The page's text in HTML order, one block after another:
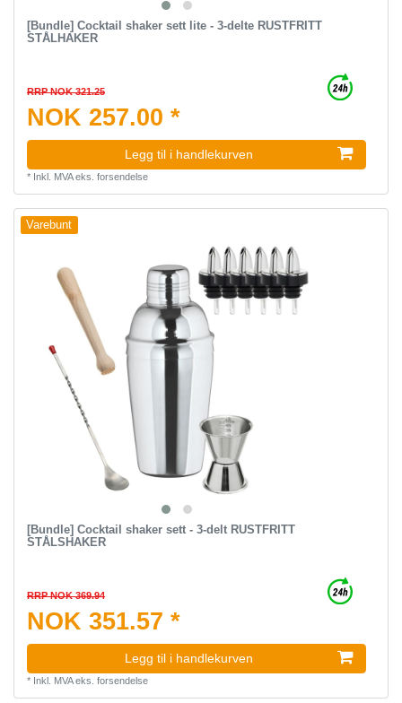
[Bundle] Cocktail shaker sett lite - 3-delte RUSTFRITT
STÅLHAKER
RRP NOK 321.25
NOK 257.00 *
Legg til i handlekurven
* Inkl. MVAeks. forsendelse
Varebunt
[Bundle] Cocktail shaker sett - 3-delt RUSTFRITT
STÅLSHAKER
RRP NOK 369.94
NOK 351.57 *
Legg til i handlekurven
* Inkl. MVAeks. forsendelse